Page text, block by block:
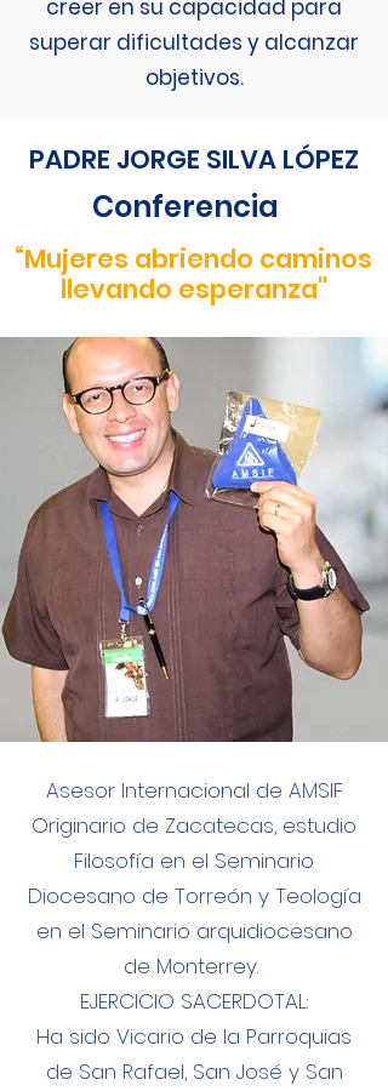
creer en su capacidad para
superar dificultades y alcanzar
objetivos.
PADRE JORGE SILVA LÓPEZ
Conferencia
“Mujeres abriendo caminos
llevando esperanza"
Asesor Internacional de AMSIF
Originario de Zacatecas, estudio
Filosofía en el Seminario
Diocesano de Torreón y Teología
en el Seminario arquidiocesano
de Monterrey.
EJERCICIO SACERDOTAL:
Ha sido Vicario de la Parroquias
de San Rafael, San José y San